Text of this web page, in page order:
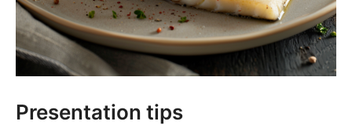
Presentation tips